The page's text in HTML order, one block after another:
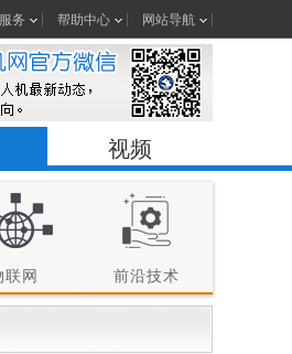
务 帮助中心 网站导航
视频
联网 前沿技术